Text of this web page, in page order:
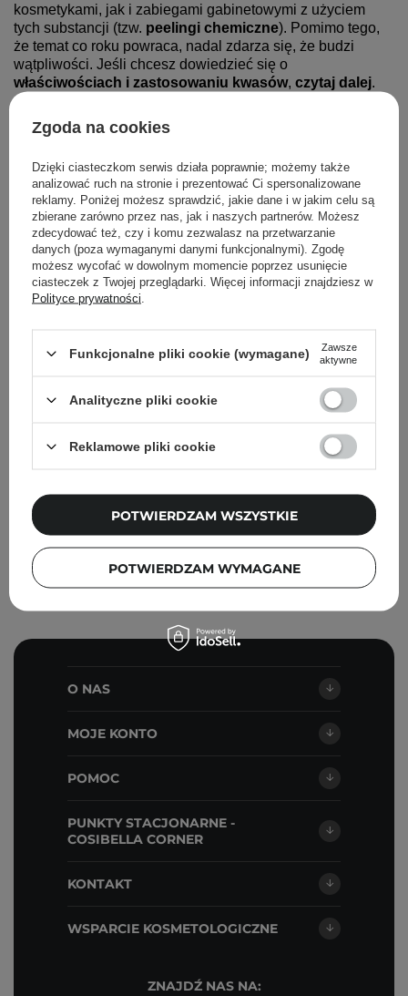
kosmetykami, jak i zabiegami gabinetowymi z użyciem
tych substancji (tzw. peelingi chemiczne). Pomimo tego,
że temat co roku powraca, nadal zdarza się, że budzi
właściwościach i zastosowaniu kwasów, czytaj dalej.
PRZECZYTAJ WIĘCEJ
Newsletter Cosibella
beauty nowości - prosto na maila!
Podaj swój adres email
Zgadzam się na otrzymywanie
prywatności.
ZAPISZ SIĘ
O NAS
MOJE KONTO
POMOC
PUNKTY STACJONARNE -
COSIBELLA CORNER
KONTAKT
WSPARCIE KOSMETOLOGICZNE
ZNAJDŹ NAS NA:
Zgoda na cookies
Dzięki ciasteczkom serwis działa poprawnie; możemy także
analizować ruch na stronie i prezentować Ci spersonalizowane
reklamy. Poniżej możesz sprawdzić, jakie dane i w jakim celu są
zbierane zarówno przez nas, jak i naszych partnerów. Możesz
zdecydować też, czy i komu zezwalasz na przetwarzanie
danych (poza wymaganymi danymi funkcjonalnymi). Zgodę
możesz wycofać w dowolnym momencie poprzez usunięcie
ciasteczek z Twojej przeglądarki. Więcej informacji znajdziesz w
Polityce prywatności
Funkcjonalne pliki cookie (wymagane)
Zawsze
aktywne
Analityczne pliki cookie
Reklamowe pliki cookie
POTWIERDZAM WYMAGANE
POTWIERDZAM WSZYSTKIE